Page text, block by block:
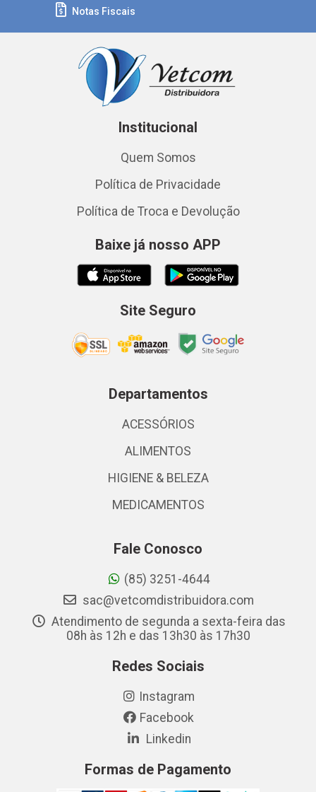
Notas Fiscais
Institucional
Quem Somos
Política de Privacidade
Política de Troca e Devolução
Baixe já nosso APP
Site Seguro
Departamentos
ACESSÓRIOS
ALIMENTOS
HIGIENE & BELEZA
MEDICAMENTOS
Fale Conosco
(85) 3251-4644
sac@vetcomdistribuidora.com
Atendimento de segunda a sexta-feira das
08h às 12h e das 13h30 às 17h30
Redes Sociais
Instagram
Facebook
Linkedin
Formas de Pagamento